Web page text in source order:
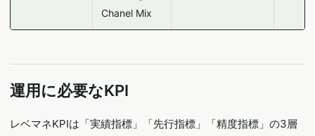
Chanel Mix
運用に必要なKPI
レベマネKPIは「実績指標」「先行指標」「精度指標」の3層